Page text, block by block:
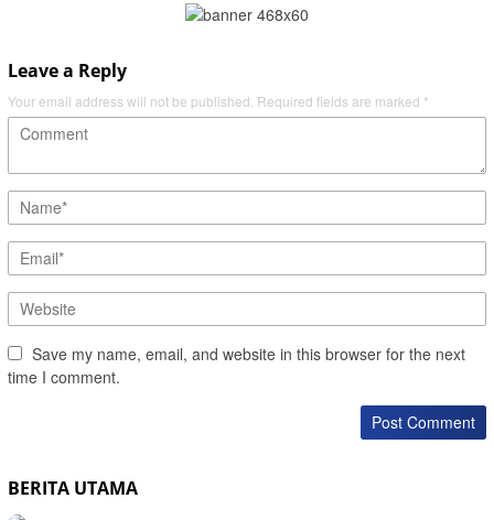
Leave a Reply
Your email address will not be published. Required fields are marked *
Save my name, email, and website in this browser for the next
time I comment.
BERITA UTAMA